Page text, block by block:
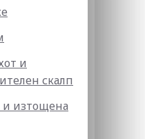
и
скалп
и изтощена